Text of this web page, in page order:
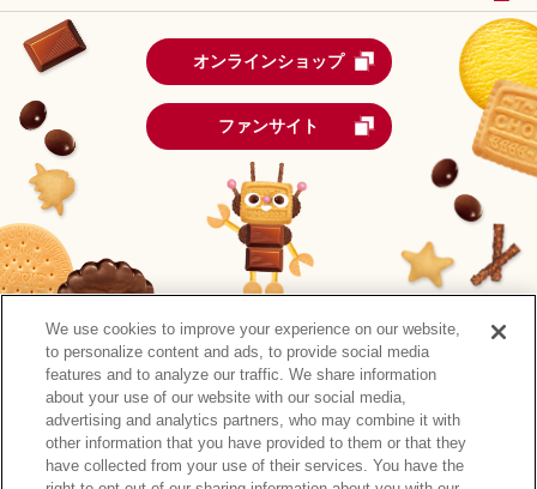
オンラインショップ
ファンサイト
森永製菓公式アカウント一覧
We use cookies to improve your experience on our website,
to personalize content and ads, to provide social media
features and to analyze our traffic. We share information
about your use of our website with our social media,
advertising and analytics partners, who may combine it with
other information that you have provided to them or that they
have collected from your use of their services. You have the